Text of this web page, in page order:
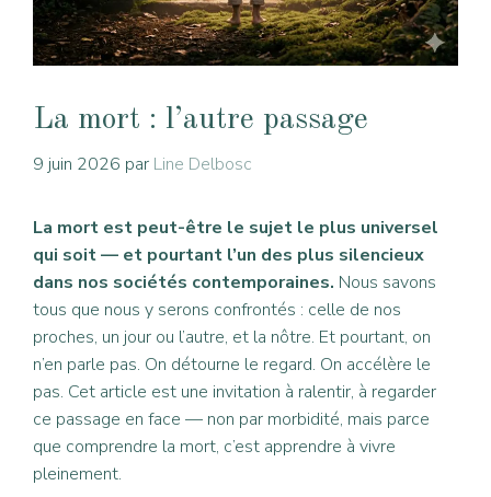
La mort : l’autre passage
9 juin 2026 par Line Delbosc
La mort est peut-être le sujet le plus universel
qui soit — et pourtant l’un des plus silencieux
dans nos sociétés contemporaines. Nous savons
tous que nous y serons confrontés : celle de nos
proches, un jour ou l’autre, et la nôtre. Et pourtant, on
n’en parle pas. On détourne le regard. On accélère le
pas. Cet article est une invitation à ralentir, à regarder
ce passage en face — non par morbidité, mais parce
que comprendre la mort, c’est apprendre à vivre
pleinement.